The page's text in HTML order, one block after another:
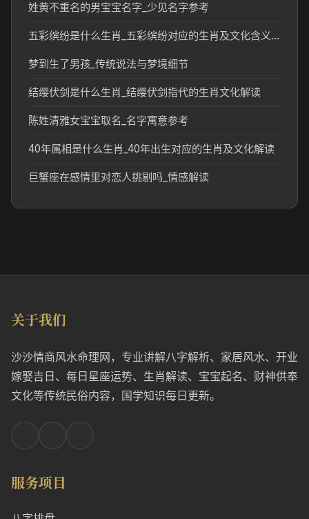
姓黄不重名的男宝宝名字_少见名字参考
五彩缤纷是什么生肖_五彩缤纷对应的生肖及文化含义解析
梦到生了男孩_传统说法与梦境细节
结缨伏剑是什么生肖_结缨伏剑指代的生肖文化解读
陈姓清雅女宝宝取名_名字寓意参考
40年属相是什么生肖_40年出生对应的生肖及文化解读
巨蟹座在感情里对恋人挑剔吗_情感解读
关于我们
沙沙情商风水命理网，专业讲解八字解析、家居风水、开业
嫁娶吉日、每日星座运势、生肖解读、宝宝起名、财神供奉
文化等传统民俗内容，国学知识每日更新。
服务项目